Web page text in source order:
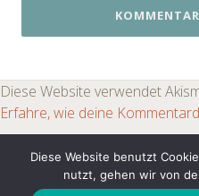
Diese Website verwendet
Erfahre, wie deine
PROUDLY POWERED
Diese Website benutzt
nutzt, gehen wir von